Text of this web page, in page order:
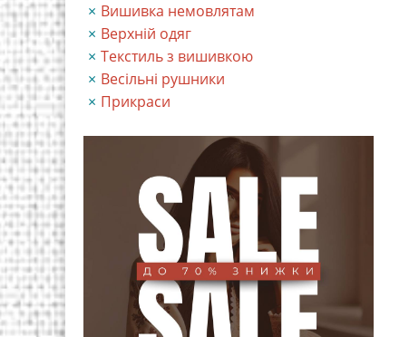
Вишивка немовлятам
Верхній одяг
Текстиль з вишивкою
Весільні рушники
Прикраси